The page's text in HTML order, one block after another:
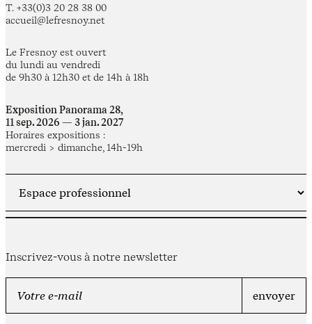
T. +33(0)3 20 28 38 00
accueil@lefresnoy.net
Le Fresnoy est ouvert
du lundi au vendredi
de 9h30 à 12h30 et de 14h à 18h
Exposition Panorama 28,
11 sep. 2026 — 3 jan. 2027
Horaires expositions :
mercredi > dimanche, 14h-19h
Inscrivez-vous à notre newsletter